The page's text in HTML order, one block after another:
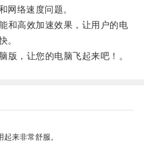
网络速度问题。
高效加速效果，让用户的电
。
，让您的电脑飞起来吧！。
来非常舒服。